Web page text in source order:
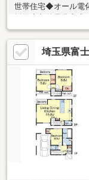
世帯住宅◆オール電
坪）◆区画整理地
好 住環境良好
埼玉県富